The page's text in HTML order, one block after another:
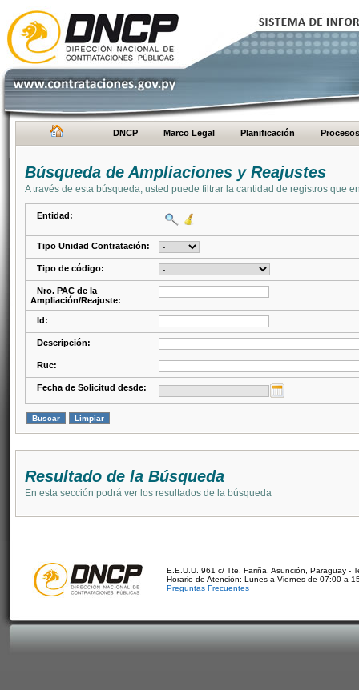
DNCP Marco Legal Planificación Procesos
Búsqueda de Ampliaciones y Reajustes
A través de esta búsqueda, usted puede filtrar la cantidad de registros que
Entidad:
Tipo Unidad Contratación:
Tipo de código:
Nro. PAC de la
Ampliación/Reajuste:
Id:
Descripción:
Ruc:
Fecha de Solicitud desde:
Resultado de la Búsqueda
En esta sección podrá ver los resultados de la búsqueda
E.E.U.U. 961 c/ Tte. Fariña. Asunción, Paraguay -
Horario de Atención: Lunes a Viernes de 07:00 a
Preguntas Frecuentes